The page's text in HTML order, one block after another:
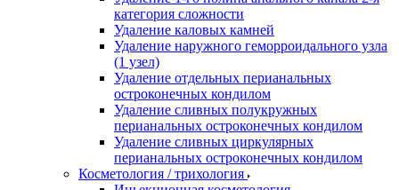
категория сложности
Удаление каловых камней
Удаление наружного геморроидального узла
(1 узел)
Удаление отдельных перианальных
остроконечных кондилом
Удаление сливных полукружных
перианальных остроконечных кондилом
Удаление сливных циркулярных
перианальных остроконечных кондилом
Косметология / трихология